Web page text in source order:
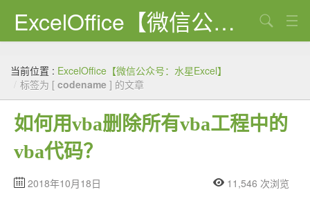
ExcelOffice【微信公众号：水星Excel】
资源下载
VBA代码大全
EXCEL VBA
当前位置 : ExcelOffice【微信公众号：水星Excel】
/ 标签为 [ codename ] 的文章
如何用vba删除所有vba工程中的
vba代码？
2018年10月18日
11,546 次浏览